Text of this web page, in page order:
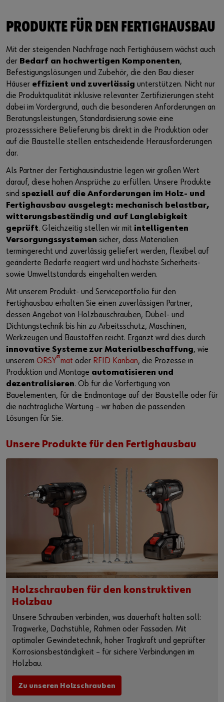
oder
Sie möchten sich im Online-Shop registrieren?
In nur drei Schritten können Sie sich registrieren und alle
Funktionen des Online-Shops nutzen.
Verkauf nur an Gewerbetreibende
Jetzt Registrieren
Vor Ort einkaufen
Referenzen
Beratung
Fahrzeugeinrichtung
Sonder- und Zeichnungsteile
Produktserie W.TEC®
Luft- und Raumfahrt
Küchen- und Möbelindustrie
Fertighausbau
Events & Messen
Engagement
Ausstellung Führungskultur
Presse
Podcast
Interaktive Besuchsplattform
Start-Ups
Download
Newsletter
Kontakt
PRODUKTE FÜR DEN FERTIGHAUSBAU
Mit der steigenden Nachfrage nach Fertighäusern wächst auch
der Bedarf an hochwertigen Komponenten,
Befestigungslösungen und Zubehör, die den Bau dieser
Häuser effizient und zuverlässig unterstützen. Nicht nur
die Produktqualität inklusive relevanter Zertifizierungen steht
dabei im Vordergrund, auch die besonderen Anforderungen an
Beratungsleistungen, Standardisierung sowie eine
prozesssichere Belieferung bis direkt in die Produktion oder
auf die Baustelle stellen entscheidende Herausforderungen
dar.
Als Partner der Fertighausindustrie legen wir großen Wert
darauf, diese hohen Ansprüche zu erfüllen. Unsere Produkte
sind speziell auf die Anforderungen im Holz- und
Fertighausbau ausgelegt: mechanisch belastbar,
witterungsbeständig und auf Langlebigkeit
geprüft. Gleichzeitig stellen wir mit intelligenten
Versorgungssystemen sicher, dass Materialien
termingerecht und zuverlässig geliefert werden, flexibel auf
geänderte Bedarfe reagiert wird und höchste Sicherheits-
sowie Umweltstandards eingehalten werden.
Mit unserem Produkt- und Serviceportfolio für den
Fertighausbau erhalten Sie einen zuverlässigen Partner,
dessen Angebot von Holzbauschrauben, Dübel- und
Dichtungstechnik bis hin zu Arbeitsschutz, Maschinen,
Werkzeugen und Baustoffen reicht. Ergänzt wird dies durch
innovative Systeme zur Materialbeschaffung, wie
unserem ORSY®mat oder RFID Kanban, die Prozesse in
Produktion und Montage automatisieren und
dezentralisieren. Ob für die Vorfertigung von
Bauelementen, für die Endmontage auf der Baustelle oder für
die nachträgliche Wartung – wir haben die passenden
Lösungen für Sie.
Unsere Produkte für den Fertighausbau
Holzschrauben für den konstruktiven
Holzbau
Unsere Schrauben verbinden, was dauerhaft halten soll:
Tragwerke, Dachstühle, Rahmen oder Fassaden. Mit
optimaler Gewindetechnik, hoher Tragkraft und geprüfter
Korrosionsbeständigkeit – für sichere Verbindungen im
Holzbau.
Zu unseren Holzschrauben